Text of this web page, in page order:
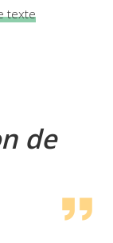
texte
de